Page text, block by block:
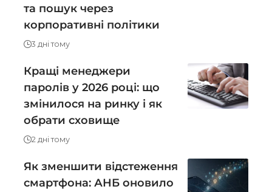
та пошук через
корпоративні політики
3 дні тому
Кращі менеджери
паролів у 2026 році: що
змінилося на ринку і як
обрати сховище
2 дні тому
Як зменшити відстеження
смартфона: АНБ оновило